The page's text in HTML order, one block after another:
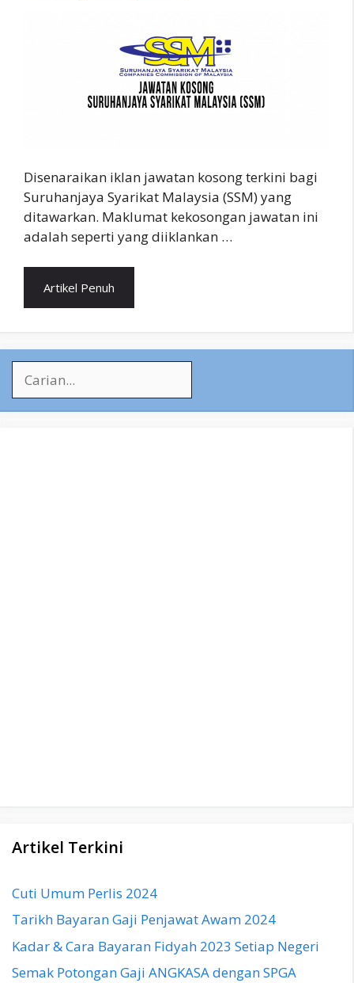
Disenaraikan iklan jawatan kosong terkini bagi
Suruhanjaya Syarikat Malaysia (SSM) yang
ditawarkan. Maklumat kekosongan jawatan ini
adalah seperti yang diiklankan …
Artikel Penuh
Artikel Terkini
Cuti Umum Perlis 2024
Tarikh Bayaran Gaji Penjawat Awam 2024
Kadar & Cara Bayaran Fidyah 2023 Setiap Negeri
Semak Potongan Gaji ANGKASA dengan SPGA